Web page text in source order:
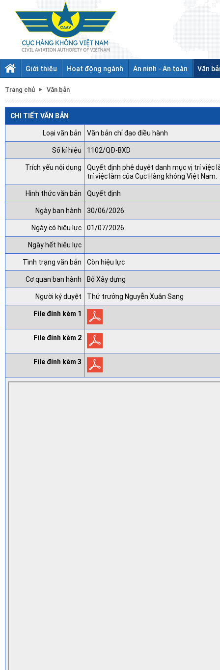
Giới thiệu Hoạt động ngành An ninh - An toàn Văn
Trang chủ Văn bản
CHI TIẾT VĂN BẢN
Loại văn bản
Văn bản chỉ đạo điều hành
Số kí hiệu
1102/QĐ-BXD
Trích yếu nội dung
Quyết định phê duyệt danh mục vị trí việc
trí việc làm của Cục Hàng không Việt Nam.
Hình thức văn bản
Quyết định
Ngày ban hành
30/06/2026
Ngày có hiệu lực 01/07/2026
Ngày hết hiệu lực
Tình trạng văn bản
Còn hiệu lực
Cơ quan ban hành
Bộ Xây dựng
Người ký duyệt
Thứ trưởng Nguyễn Xuân Sang
File đính kèm 1
File đính kèm 2
File đính kèm 3